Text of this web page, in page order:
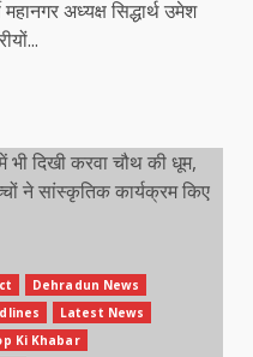
अध्यक्ष सिद्धार्थ उमेश
Dehradun News
Latest News
Ki Khabar